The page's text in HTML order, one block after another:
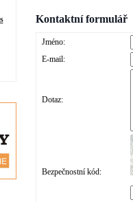
Kontaktní formulář
Jméno:
E-mail:
Dotaz:
Bezpečnostní kód: